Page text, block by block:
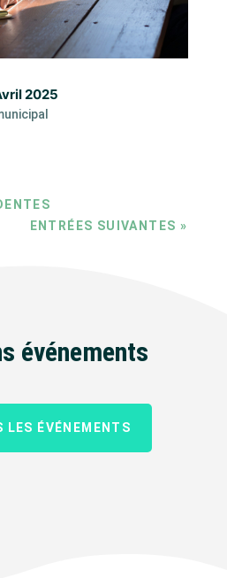
2025
ENTRÉES SUIVANTES »
événements
LES ÉVÉNEMENTS